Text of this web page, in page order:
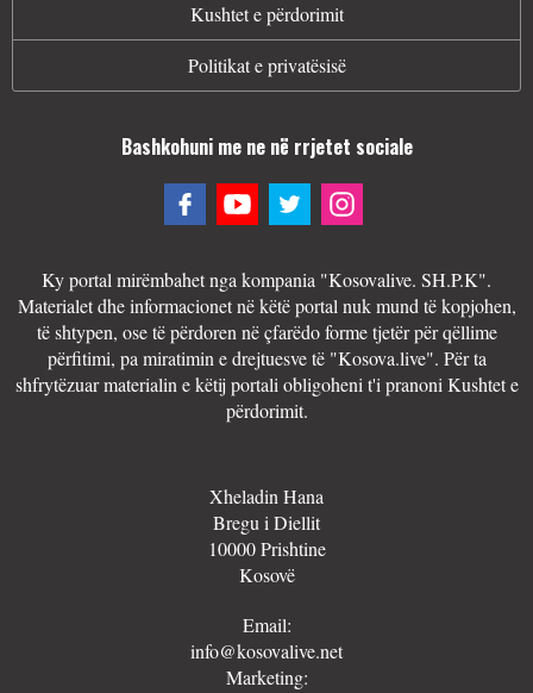
Kushtet e përdorimit
Politikat e privatësisë
Bashkohuni me ne në rrjetet sociale
Ky portal mirëmbahet nga kompania "Kosovalive. SH.P.K".
Materialet dhe informacionet në këtë portal nuk mund të kopjohen,
të shtypen, ose të përdoren në çfarëdo forme tjetër për qëllime
përfitimi, pa miratimin e drejtuesve të "Kosova.live". Për ta
shfrytëzuar materialin e këtij portali obligoheni t'i pranoni Kushtet e
përdorimit.
Xheladin Hana
Bregu i Diellit
10000 Prishtine
Kosovë
Email:
info@kosovalive.net
Marketing: